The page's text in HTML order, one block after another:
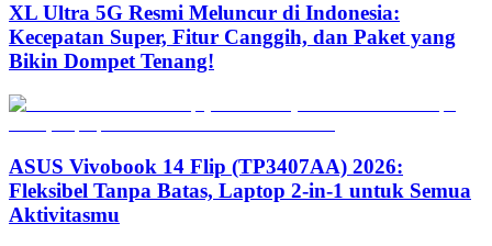
XL Ultra 5G Resmi Meluncur di Indonesia:
Kecepatan Super, Fitur Canggih, dan Paket yang
Bikin Dompet Tenang!
ASUS Vivobook 14 Flip (TP3407AA) 2026:
Fleksibel Tanpa Batas, Laptop 2-in-1 untuk Semua
Aktivitasmu